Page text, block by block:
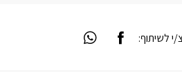
לשיתוף: